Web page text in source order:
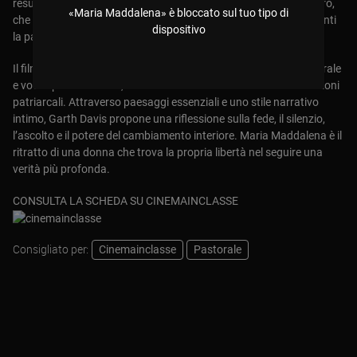
«Maria Maddalena» è bloccato sul tuo tipo di
dispositivo
resurrezione. Rifiutata dagli altri discepoli, in particolare da Pietro,
che non ne accetta l’autorevolezza, Maria sceglie di portare avanti
la parola del Messia con la propria voce.
Il film riscrive la figura di Maria Maddalena come discepola centrale
e voce spirituale libera, mettendo in discussione secoli di narrazioni
patriarcali. Attraverso paesaggi essenziali e uno stile narrativo
intimo, Garth Davis propone una riflessione sulla fede, il silenzio,
l’ascolto e il potere del cambiamento interiore. Maria Maddalena è il
ritratto di una donna che trova la propria libertà nel seguire una
verità più profonda.
CONSULTA LA SCHEDA SU CINEMAINCLASSE
Consigliato per: Cinemainclasse Pastorale